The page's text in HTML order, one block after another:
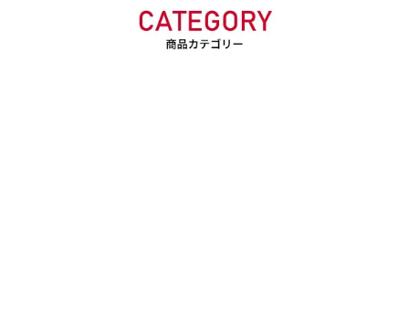
hone/Android対応【日本
正規品】